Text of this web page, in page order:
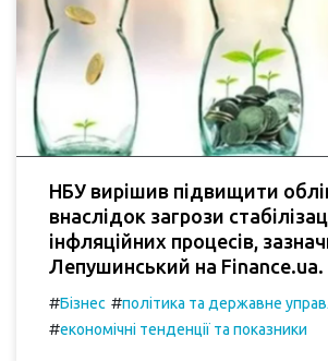
НБУ вирішив підвищити
внаслідок загрози
інфляційних процесів,
Лепушинський на Finance.ua.
#Бізнес #політика та державне
#економічні тенденції та показники